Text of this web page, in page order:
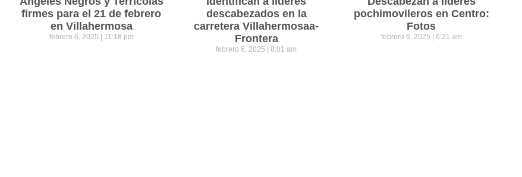
firmes para el 21 de febrero
en Villahermosa
febrero 6, 2025 11:18 pm
descabezados en la
carretera Villahermosaa-
Frontera
febrero 6, 2025 8:01 am
pochimovileros en Centro:
Fotos
febrero 6, 2025 6:21 am